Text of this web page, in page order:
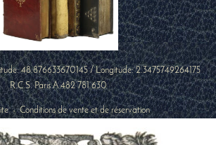
48.876633670145/ Longitude:2.3475749264175
R.C.S. Paris A 482 781 630
-Conditions de vente et de réservation